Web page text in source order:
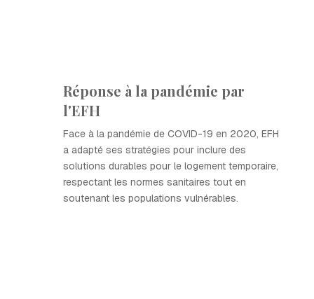
Réponse à la pandémie par
l'EFH
Face à la pandémie de COVID-19 en 2020, EFH
a adapté ses stratégies pour inclure des
solutions durables pour le logement temporaire,
respectant les normes sanitaires tout en
soutenant les populations vulnérables.